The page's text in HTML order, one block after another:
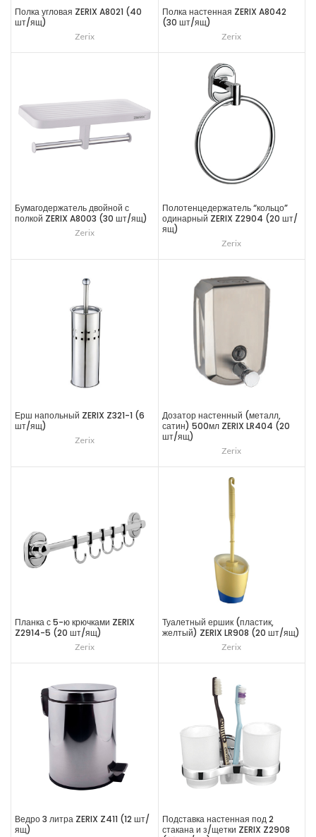
Полка угловая ZERIX A8021 (40
шт/ящ)
Zerix
Полка настенная ZERIX A8042
(30 шт/ящ)
Zerix
Бумагодержатель двойной с
полкой ZERIX A8003 (30 шт/ящ)
Zerix
Полотенцедержатель “кольцо”
одинарный ZERIX Z2904 (20 шт/
ящ)
Zerix
Ерш напольный ZERIX Z321-1 (6
шт/ящ)
Zerix
Дозатор настенный (металл,
сатин) 500мл ZERIX LR404 (20
шт/ящ)
Zerix
Планка с 5-ю крючками ZERIX
Z2914-5 (20 шт/ящ)
Zerix
Туалетный ершик (пластик,
желтый) ZERIX LR908 (20 шт/ящ)
Zerix
Ведро 3 литра ZERIX Z411 (12 шт/
ящ)
Подставка настенная под 2
стакана и з/щетки ZERIX Z2908